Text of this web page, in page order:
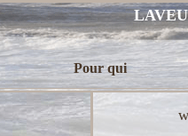
Pour qui